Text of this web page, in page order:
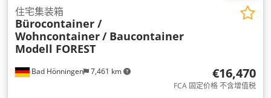
Bad Hönningen 7,461 km
住宅集装箱
Bürocontainer /
Wohncontainer/ Baucontainer
Modell FOREST
€16,470
FCA 固定价格 不含增值税